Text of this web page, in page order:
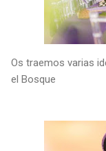
Os traemos varias
el Bosque